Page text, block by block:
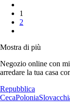
1
2
Mostra di più
Negozio online con
arredare la tua casa
Repubblica
CecaPolonia